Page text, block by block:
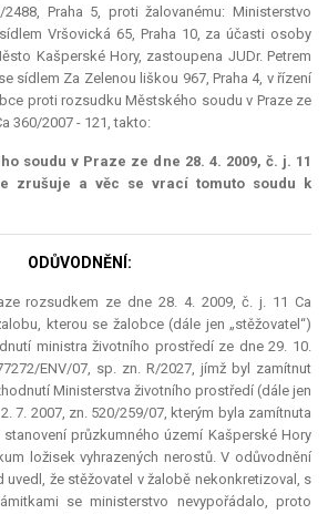
Praha 5, proti žalovanému: Ministerstvo
Vršovická 65, Praha 10, za účasti osoby
Kašperské Hory, zastoupena JUDr. Petrem
sídlem Za Zelenou liškou 967, Praha 4, v řízení
proti rozsudku Městského soudu v Praze ze
360/2007 - 121, takto:
soudu v Praze ze dne 28. 4. 2009, č. j. 11
zrušuje a věc se vrací tomuto soudu k
ODŮVODNĚNÍ:
rozsudkem ze dne 28. 4. 2009, č. j. 11 Ca
kterou se žalobce (dále jen „stěžovatel“)
ministra životního prostředí ze dne 29. 10.
ENV/07, sp. zn. R/2027, jímž byl zamítnut
Ministerstva životního prostředí (dále jen
7. 2007, zn. 520/259/07, kterým byla zamítnuta
průzkumného území Kašperské Hory
ložisek vyhrazených nerostů. V odůvodnění
že stěžovatel v žalobě nekonkretizoval, s
se ministerstvo nevypořádalo, proto